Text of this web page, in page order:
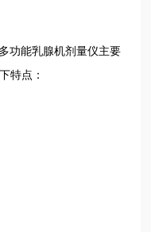
功能乳腺机剂量仪主要
特点：